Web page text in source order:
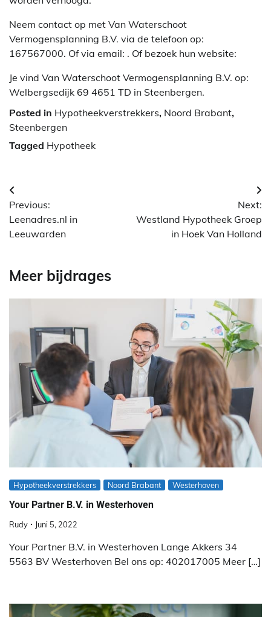
Neem contact op met Van Waterschoot
Vermogensplanning B.V. via de telefoon op:
167567000. Of via email: . Of bezoek hun website:
Je vind Van Waterschoot Vermogensplanning B.V. op:
Welbergsedijk 69 4651 TD in Steenbergen.
Posted in Hypotheekverstrekkers, Noord Brabant,
Steenbergen
Tagged Hypotheek
Berichtnavigatie
Previous:
Leenadres.nl in
Leeuwarden
Next:
Westland Hypotheek Groep
in Hoek Van Holland
Meer bijdrages
Hypotheekverstrekkers Noord Brabant Westerhoven
Your Partner B.V. in Westerhoven
Rudy Juni 5, 2022
Your Partner B.V. in Westerhoven Lange Akkers 34
5563 BV Westerhoven Bel ons op: 402017005 Meer […]